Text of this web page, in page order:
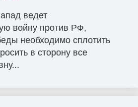
ведет
войну против РФ,
необходимо сплотить
в сторону все